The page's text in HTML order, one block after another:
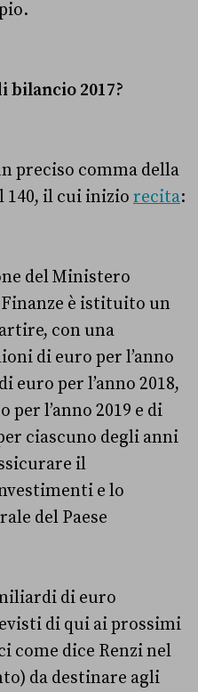
bilancio 2017?
preciso comma della
140, il cui inizio recita:
del Ministero
Finanze è istituito un
con una
di euro per l’anno
euro per l’anno 2018,
l’anno 2019 e di
ciascuno degli anni
il
e lo
del Paese
di euro
di qui ai prossimi
come dice Renzi nel
da destinare agli